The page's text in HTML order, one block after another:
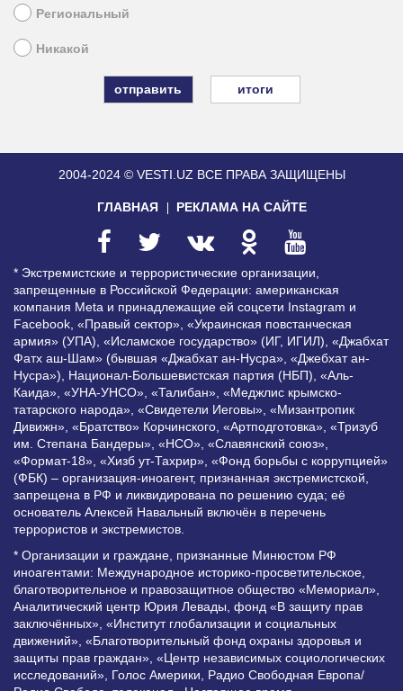
Региональный
Никакой
итоги
2004-2024 © VESTI.UZ ВСЕ ПРАВА ЗАЩИЩЕНЫ
ГЛАВНАЯ РЕКЛАМА НА САЙТЕ
* Экстремистские и террористические организации,
запрещенные в Российской Федерации: американская
компания Meta и принадлежащие ей соцсети Instagram и
Facebook, «Правый сектор», «Украинская повстанческая
армия» (УПА), «Исламское государство» (ИГ, ИГИЛ), «Джабхат
Фатх аш-Шам» (бывшая «Джабхат ан-Нусра», «Джебхат ан-
Нусра»), Национал-Большевистская партия (НБП), «Аль-
Каида», «УНА-УНСО», «Талибан», «Меджлис крымско-
татарского народа», «Свидетели Иеговы», «Мизантропик
Дивижн», «Братство» Корчинского, «Артподготовка», «Тризуб
им. Степана Бандеры», «НСО», «Славянский союз»,
«Формат-18», «Хизб ут-Тахрир», «Фонд борьбы с коррупцией»
(ФБК) – организация-иноагент, признанная экстремистской,
запрещена в РФ и ликвидирована по решению суда; её
основатель Алексей Навальный включён в перечень
террористов и экстремистов.
* Организации и граждане, признанные Минюстом РФ
иноагентами: Международное историко-просветительское,
благотворительное и правозащитное общество «Мемориал»,
Аналитический центр Юрия Левады, фонд «В защиту прав
заключённых», «Институт глобализации и социальных
движений», «Благотворительный фонд охраны здоровья и
защиты прав граждан», «Центр независимых социологических
исследований», Голос Америки, Радио Свободная Европа/